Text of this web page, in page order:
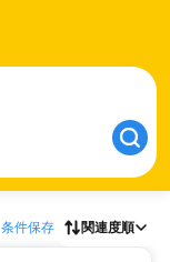
条件保存 関連度順